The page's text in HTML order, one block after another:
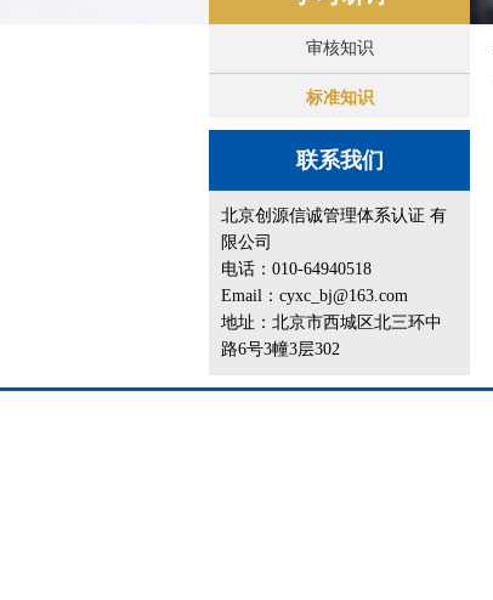
审核知识
标准知识
联系我们
北京创源信诚管理体系认证 有
限公司
电话：010-64940518
Email：cyxc_bj@163.com
地址：北京市西城区北三环中
路6号3幢3层302